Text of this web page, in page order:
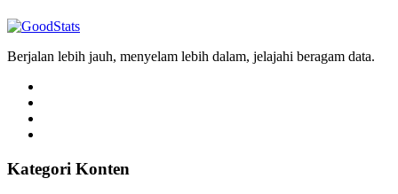
Berjalan lebih jauh, menyelam lebih dalam, jelajahi beragam data.
Kategori Konten